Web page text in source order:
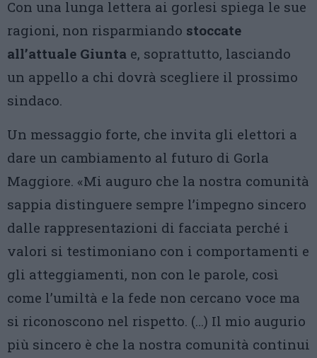
Con una lunga lettera ai gorlesi spiega le sue
ragioni, non risparmiando stoccate
all’attuale Giunta e, soprattutto, lasciando
un appello a chi dovrà scegliere il prossimo
sindaco.
Un messaggio forte, che invita gli elettori a
dare un cambiamento al futuro di Gorla
Maggiore. «Mi auguro che la nostra comunità
sappia distinguere sempre l’impegno sincero
dalle rappresentazioni di facciata perché i
valori si testimoniano con i comportamenti e
gli atteggiamenti, non con le parole, così
come l’umiltà e la fede non cercano voce ma
si riconoscono nel rispetto. (…) Il mio augurio
più sincero è che la nostra comunità continui